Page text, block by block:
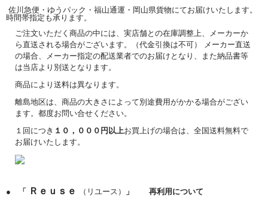
佐川急便・ゆうパック・福山通運・岡山県貨物にてお届けいたします。
時間帯指定も承ります。
ご注文いただく商品の中には、実店舗との在庫調整上、メーカーか
ら直送される場合がございます。（代金引換は不可） メーカー直送
の場合、メーカー指定の配送業者でのお届けとなり、また納品書等
は当店より別送となります。
商品により送料は異なります。
離島地区は、商品の大きさによって別途費用がかかる場合がござい
ます。都度お問い合せください。
１回につき １０，０００円以上お買上げの場合は、全国送料無料で
お届けいたします。
● 「 Ｒｅｕｓｅ （リユース）
」 再利用について